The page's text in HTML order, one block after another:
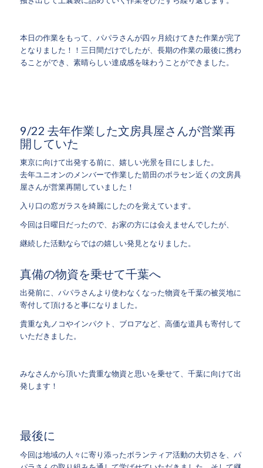
本日の作業をもって、パパラさんが四ヶ月続けてきた作業が完了
となりました！！三日間だけでしたが、長期の作業の最後に携わ
ることができ、素晴らしい達成感を味わうことができました。
9/22 去年作業した文房具屋さんが営業再
開していた
東京に向けて出発する前に、嬉しい光景を目にしました。
去年ユニオンのメンバーで作業した箭田のボラセン近くの文房具
屋さんが営業再開していました！
入り口の窓ガラスを綺麗にしたのを覚えています。
今回は日曜日だったので、お家の方には会えませんでしたが、
継続した活動ならではの嬉しい発見となりました。
真備の物資を乗せて千葉へ
出発前に、パパラさんより使わなくなった物資を千葉の被災地に
寄付して頂けると事になりました。
貴重な丸ノコやインパクト、ブロアなど、高価な道具も寄付して
いただきました。
みなさんから頂いた貴重な物資と思いを乗せて、千葉に向けて出
発します！
最後に
今回は地域の人々に寄り添ったボランティア活動の大切さを、パ